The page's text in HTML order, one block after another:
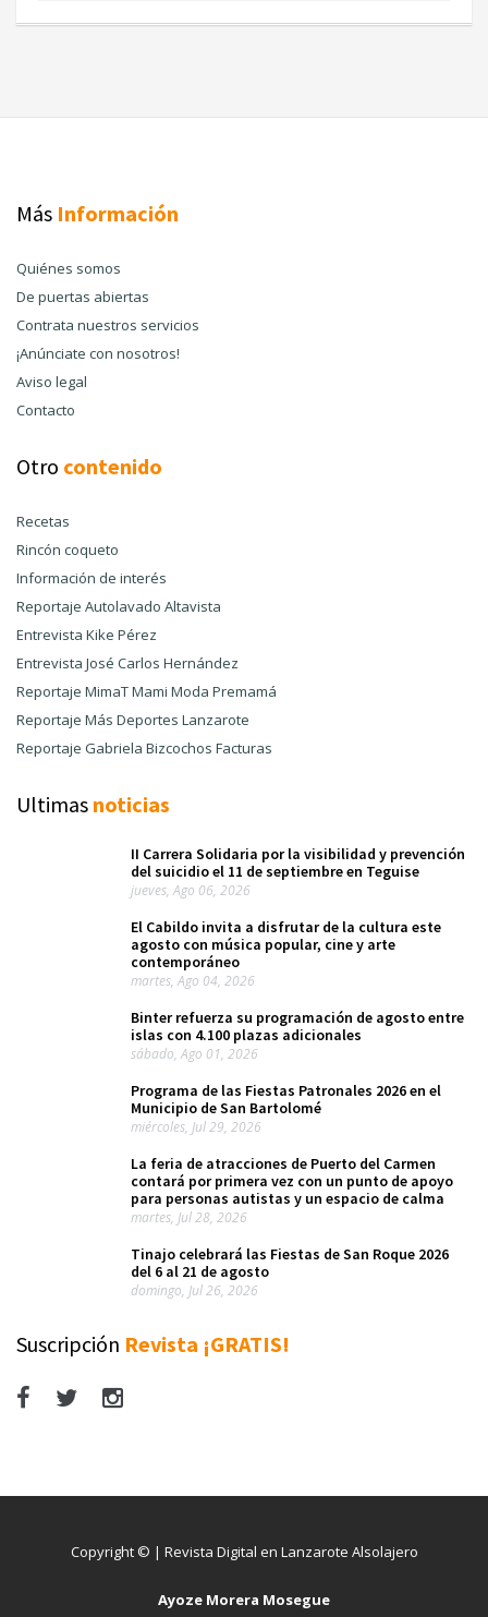
Más Información
Quiénes somos
De puertas abiertas
Contrata nuestros servicios
¡Anúnciate con nosotros!
Aviso legal
Contacto
Otro contenido
Recetas
Rincón coqueto
Información de interés
Reportaje Autolavado Altavista
Entrevista Kike Pérez
Entrevista José Carlos Hernández
Reportaje MimaT Mami Moda Premamá
Reportaje Más Deportes Lanzarote
Reportaje Gabriela Bizcochos Facturas
Ultimas noticias
II Carrera Solidaria por la visibilidad y prevención
del suicidio el 11 de septiembre en Teguise
jueves, Ago 06, 2026
El Cabildo invita a disfrutar de la cultura este
agosto con música popular, cine y arte
contemporáneo
martes, Ago 04, 2026
Binter refuerza su programación de agosto entre
islas con 4.100 plazas adicionales
sábado, Ago 01, 2026
Programa de las Fiestas Patronales 2026 en el
Municipio de San Bartolomé
miércoles, Jul 29, 2026
La feria de atracciones de Puerto del Carmen
contará por primera vez con un punto de apoyo
para personas autistas y un espacio de calma
martes, Jul 28, 2026
Tinajo celebrará las Fiestas de San Roque 2026
del 6 al 21 de agosto
domingo, Jul 26, 2026
Suscripción Revista ¡GRATIS!
Copyright © | Revista Digital en Lanzarote Alsolajero
Ayoze Morera Mosegue